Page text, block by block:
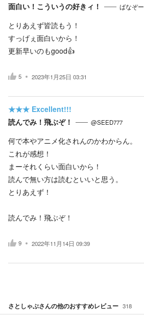
面白い！こういうの好きィ！
ばなぞー
とりあえず皆読もう！
すっげぇ面白いから！
更新早いのもgood👍
5 2023年1月25日 03:31
★★★ Excellent!!!
読んでみ！飛ぶぞ！
@SEED777
何で本やアニメ化されんのかわからん。
これが感想！
まーそれくらい面白いから！
読んで無い方は読むといいと思う。
とりあえず！
読んでみ！飛ぶぞ！
9 2022年11月14日 09:39
さとしゃぶさんの他のおすすめレビュー 318